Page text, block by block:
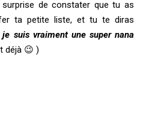
de constater que tu as
ta petite liste, et tu te diras
suis vraiment une super nana
déjà 😉 )